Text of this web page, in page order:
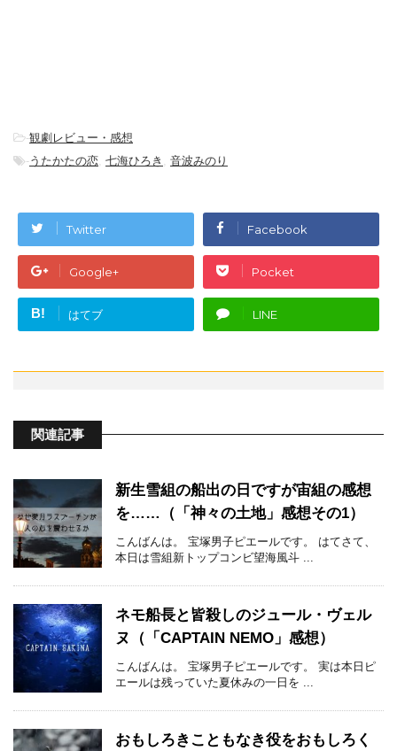
-観劇レビュー・感想
-うたかたの恋, 七海ひろき , 音波みのり
Twitter Facebook
Google+ Pocket
B! はてブ LINE
関連記事
新生雪組の船出の日ですが宙組の感想
を……（「神々の土地」感想その1）
こんばんは。 宝塚男子ピエールです。 はてさて、
本日は雪組新トップコンビ望海風斗 ...
ネモ船長と皆殺しのジュール・ヴェル
ヌ（「CAPTAIN NEMO」感想）
こんばんは。 宝塚男子ピエールです。 実は本日ピ
エールは残っていた夏休みの一日を ...
おもしろきこともなき役をおもしろく